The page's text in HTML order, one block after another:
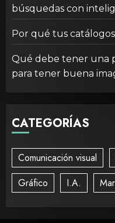
búsquedas con
Por qué tus
Qué debe tener una
para tener buena
CATEGORÍAS
Comunicación visual
Gráfico
I.A.